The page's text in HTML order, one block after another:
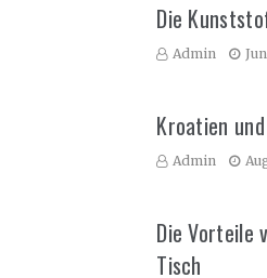
Die
Admin
Kroatien
Admin
Die Vorteile
Tisch